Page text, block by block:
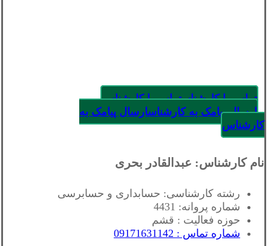
تماس با کارشناستماس با کارشناس
ارسال پیامک به کارشناسارسال پیامک به
کارشناس
نام کارشناس: عبدالقادر بحری
رشته کارشناسی: حسابداری و حسابرسی
شماره پروانه: 4431
حوزه فعالیت : قشم
شماره تماس : 09171631142